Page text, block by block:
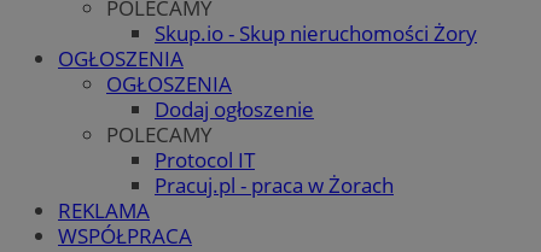
POLECAMY
Skup.io - Skup nieruchomości Żory
OGŁOSZENIA
OGŁOSZENIA
Dodaj ogłoszenie
POLECAMY
Protocol IT
Pracuj.pl - praca w Żorach
REKLAMA
WSPÓŁPRACA